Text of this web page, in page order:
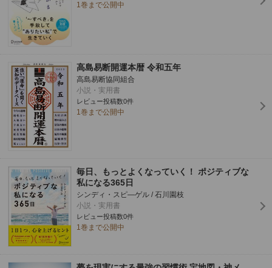
1巻まで公開中
高島易断開運本暦 令和五年
高島易断協同組合
小説・実用書
レビュー投稿数0件
1巻まで公開中
毎日、もっとよくなっていく！ ポジティブな
私になる365日
シンディ・スピ―ゲル / 石川園枝
小説・実用書
レビュー投稿数0件
1巻まで公開中